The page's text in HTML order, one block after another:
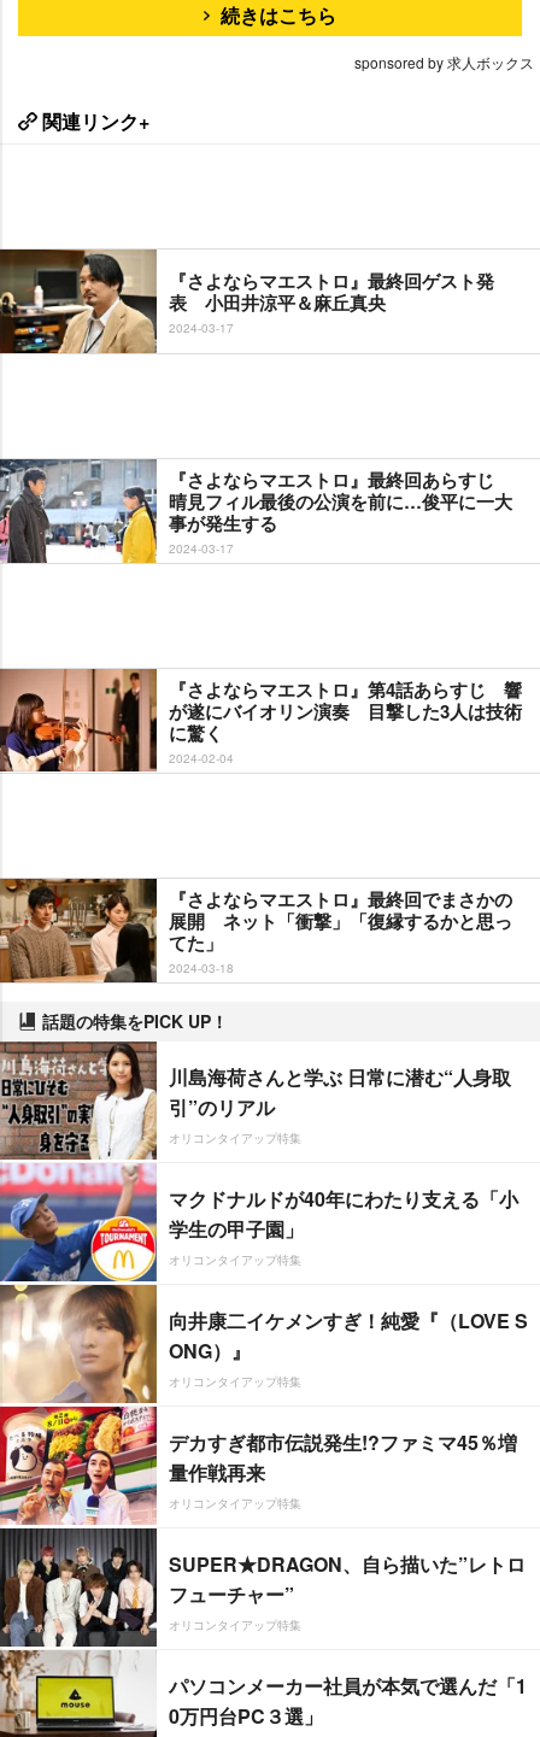
続きはこちら
sponsored by 求人ボックス
関連リンク+
『さよならマエストロ』最終回ゲスト発
表 小田井涼平＆麻丘真央
2024-03-17
『さよならマエストロ』最終回あらすじ
晴見フィル最後の公演を前に…俊平に一大
事が発生する
2024-03-17
『さよならマエストロ』第4話あらすじ 響
が遂にバイオリン演奏 目撃した3人は技術
に驚く
2024-02-04
『さよならマエストロ』最終回でまさかの
展開 ネット「衝撃」「復縁するかと思っ
てた」
2024-03-18
話題の特集をPICK UP！
川島海荷さんと学ぶ 日常に潜む“人身取
引”のリアル
オリコンタイアップ特集
マクドナルドが40年にわたり支える「小
学生の甲子園」
オリコンタイアップ特集
向井康二イケメンすぎ！純愛『（LOVE S
ONG）』
オリコンタイアップ特集
デカすぎ都市伝説発生!?ファミマ45％増
量作戦再来
オリコンタイアップ特集
SUPER★DRAGON、自ら描いた”レトロ
フューチャー”
オリコンタイアップ特集
パソコンメーカー社員が本気で選んだ「1
0万円台PC３選」